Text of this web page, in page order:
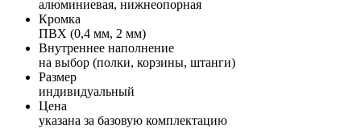
алюминиевая, нижнеопорная
Кромка
ПВХ (0,4 мм, 2 мм)
Внутреннее наполнение
на выбор (полки, корзины, штанги)
Размер
индивидуальный
Цена
указана за базовую комплектацию